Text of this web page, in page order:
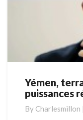
Yémen,
terrain
jeu
Yémen,
puissances
By Charlesmillon